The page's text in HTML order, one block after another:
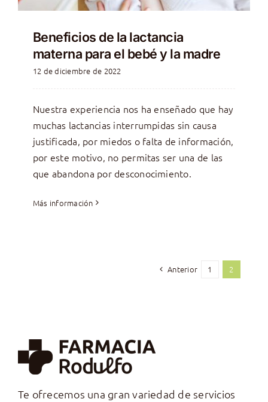
Beneficios de la lactancia
materna para el bebé y la madre
12 de diciembre de 2022
Nuestra experiencia nos ha enseñado que hay
muchas lactancias interrumpidas sin causa
justificada, por miedos o falta de información,
por este motivo, no permitas ser una de las
que abandona por desconocimiento.
Más información
Anterior 1 2
Te ofrecemos una gran variedad de servicios